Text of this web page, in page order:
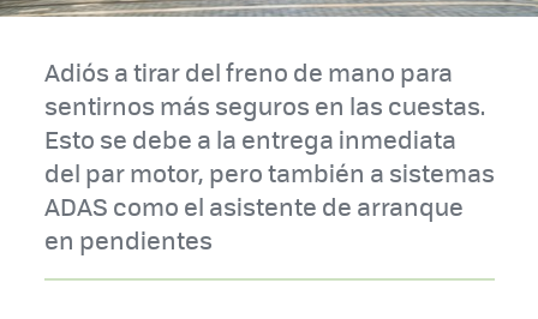
Adiós a tirar del freno de mano para
sentirnos más seguros en las cuestas.
Esto se debe a la entrega inmediata
del par motor, pero también a sistemas
ADAS como el asistente de arranque
en pendientes